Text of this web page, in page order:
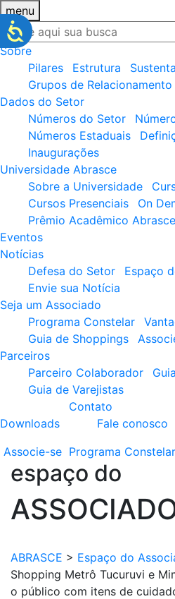
menu
Sobre
Pilares
Estrutura
Grupos de Relacionamento
Dados do Setor
Números do Setor
Números Estaduais
Inaugurações
Universidade Abrasce
Sobre a Universidade
Cursos Presenciais
On
Prêmio Acadêmico Abrasce
Eventos
Notícias
Defesa do Setor
Espaço
Envie sua Notícia
Seja um Associado
Programa Constelar
Guia de Shoppings
Parceiros
Parceiro Colaborador
Guia de Varejistas
Downloads
Contato
Fale conosco
Associe-se Programa Constelar
espaço do
ABRASCE > Espaço do
Shopping Metrô Tucuruvi e
o público com itens de